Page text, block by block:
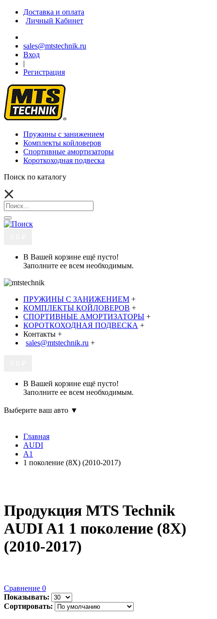
Доставка и оплата
Личный Кабинет
sales@mtstechnik.ru
Вход
|
Регистрация
Пружины с занижением
Комплекты койловеров
Спортивные амортизаторы
Короткоходная подвеска
Поиск по каталогу
В Вашей корзине ещё пусто!
Заполните ее всем необходимым.
ПРУЖИНЫ С ЗАНИЖЕНИЕМ +
КОМПЛЕКТЫ КОЙЛОВЕРОВ +
СПОРТИВНЫЕ АМОРТИЗАТОРЫ +
КОРОТКОХОДНАЯ ПОДВЕСКА +
Контакты +
sales@mtstechnik.ru +
В Вашей корзине ещё пусто!
Заполните ее всем необходимым.
Выберите ваш авто ▼
Главная
AUDI
A1
1 поколение (8X) (2010-2017)
Продукция MTS Technik
AUDI A1 1 поколение (8X)
(2010-2017)
Сравнение 0
Показывать:
Сортировать: